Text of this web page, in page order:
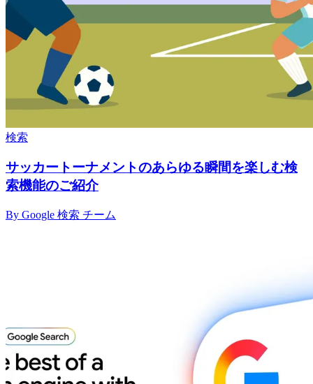
検索
サッカートーナメントのあらゆる瞬間を楽しむ検
索機能のご紹介
By Google 検索 チーム